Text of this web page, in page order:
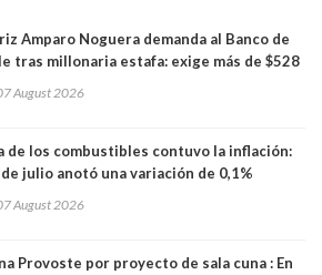
Amparo Noguera demanda al Banco de
tras millonaria estafa: exige más de $528
August 2026
de los combustibles contuvo la inflación:
de julio anotó una variación de 0,1%
August 2026
Provoste por proyecto de sala cuna : En